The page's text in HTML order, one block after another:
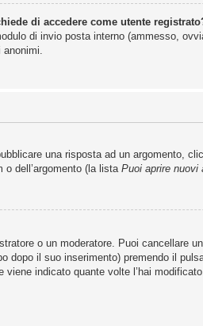
di accedere come utente
di invio posta interno (ammesso,
anonimi.
una risposta ad un argomento,
dell’argomento (la lista Puoi aprire nuovi
o un moderatore. Puoi cancellare
dopo il suo inserimento) premendo il
indicato quante volte l’hai